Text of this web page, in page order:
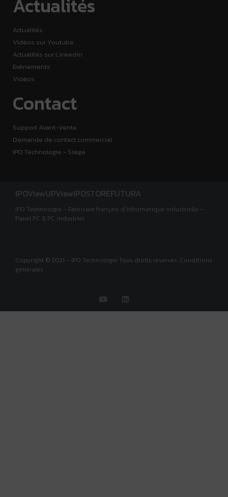
Actualités
Actualités
Vidéos sur Youtube
Actualités sur Linkedin
Evénements
Vidéos
Contact
Support Avant-Vente
Demande de contact commercial
IPO Technologie - Siège
IPOViewUPViewIPOSTOREFUTURA
IPO Technologie – Fabricant français d’informatique industrielle –
Panel PC & PC industriel
Copyright © 2021 – IPO Technologie Tous droits réservés. Conditions
générales